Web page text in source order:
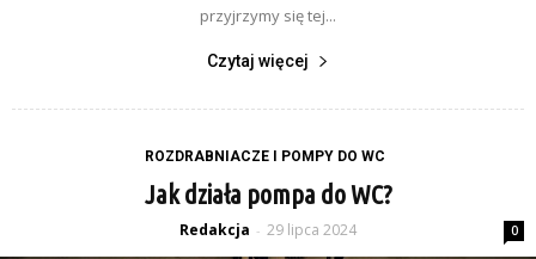
przyjrzymy się tej...
Czytaj więcej
ROZDRABNIACZE I POMPY DO WC
Jak działa pompa do WC?
Redakcja - 29 lipca 2024 0